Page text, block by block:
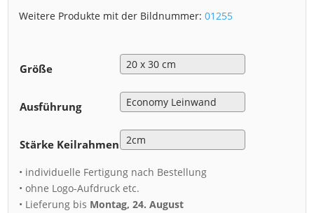
Weitere Produkte mit der Bildnummer:01255
Größe
Ausführung
Stärke Keilrahmen
• individuelle Fertigung nach Bestellung
• ohne Logo-Aufdruck etc.
• Lieferung bis Montag, 24. August